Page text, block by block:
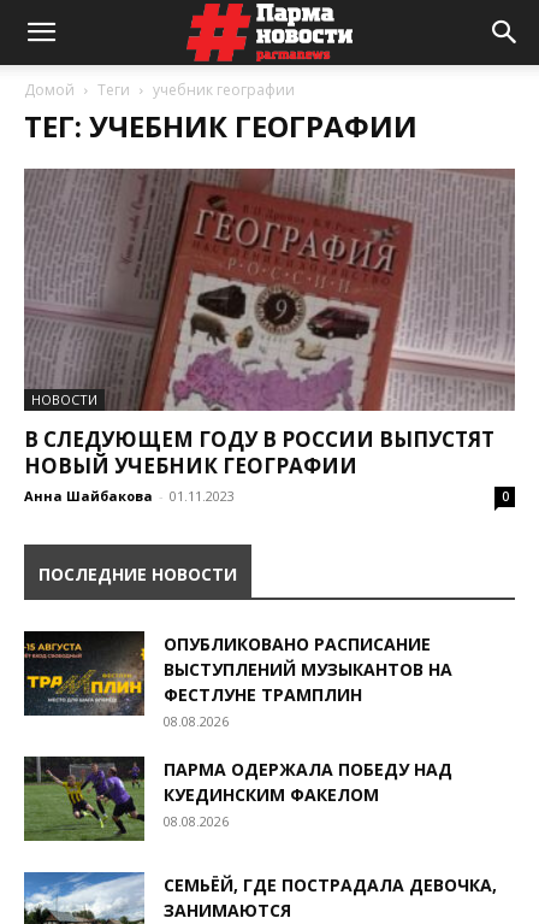
Домой Теги учебник географии
ТЕГ: УЧЕБНИК ГЕОГРАФИИ
НОВОСТИ
В СЛЕДУЮЩЕМ ГОДУ В РОССИИ ВЫПУСТЯТ
НОВЫЙ УЧЕБНИК ГЕОГРАФИИ
Анна Шайбакова - 01.11.2023 0
ПОСЛЕДНИЕ НОВОСТИ
ОПУБЛИКОВАНО РАСПИСАНИЕ
ВЫСТУПЛЕНИЙ МУЗЫКАНТОВ НА
ФЕСТЛУНЕ ТРАМПЛИН
08.08.2026
ПАРМА ОДЕРЖАЛА ПОБЕДУ НАД
КУЕДИНСКИМ ФАКЕЛОМ
08.08.2026
СЕМЬЁЙ, ГДЕ ПОСТРАДАЛА ДЕВОЧКА,
ЗАНИМАЮТСЯ